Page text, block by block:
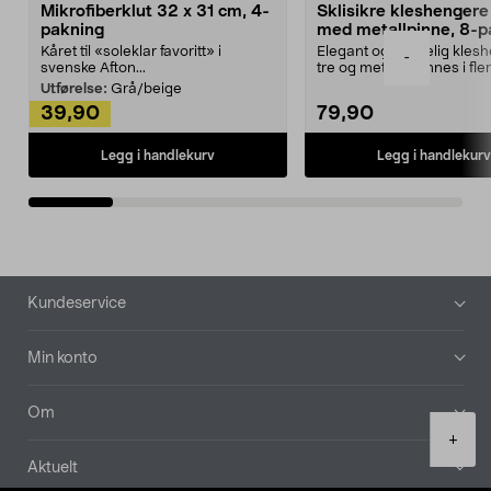
-
+
Mikrofiberklut 32 x 31 cm, 4-
pakning
Kåret til «soleklar favoritt» i
svenske Afton...
Utførelse: Grå/beige
39,90
Legg i handlekurv
Sklisikre
med metallpinne, 8-
Elegant og skikkelig
tre og metall – finnes i
79,90
Legg i handlekurv
Bunntekst
Kundeservice
Min konto
Om
Aktuelt